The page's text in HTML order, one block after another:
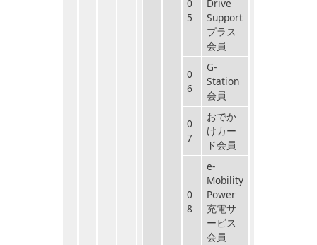
0
5
Drive
Support
プラス
会員
0
6
G-
Station
会員
0
7
おでか
けカー
ド会員
0
8
e-
Mobility
Power
充電サ
ービス
会員